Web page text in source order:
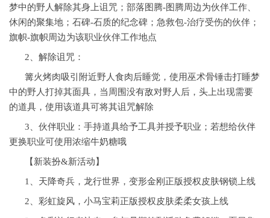
梦中的野人解除其身上诅咒；部落图腾-图腾周边为伙伴工作、
休闲的聚集地；石碑-石质的纪念碑；急救包-治疗受伤的伙伴；
旗帜-旗帜周边为该职业伙伴工作地点
2、解除诅咒：
篝火烤肉吸引附近野人食肉后睡觉，使用巫术骨锤击打睡梦
中的野人打掉其面具，当周围没有敌对野人后，头上出现需要
的道具，使用该道具可将其诅咒解除
3、伙伴职业：手持道具给予工具并授予职业；若想给伙伴
更换职业可使用浓缩牛奶糖哦
【新装扮&新活动】
1、天降奇兵，龙行世界，变形金刚正版授权皮肤钢锁上线
2、彩虹旋风，小马宝莉正版授权皮肤柔柔女孩上线